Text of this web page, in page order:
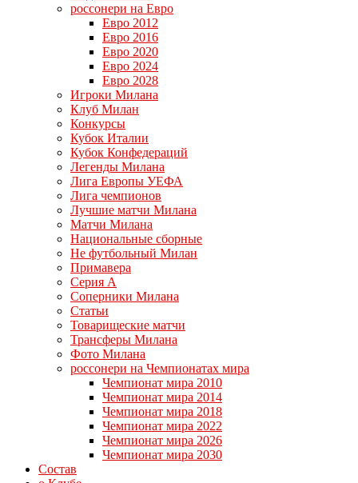
россонери на Евро
Евро 2012
Евро 2016
Евро 2020
Евро 2024
Евро 2028
Игроки Милана
Клуб Милан
Конкурсы
Кубок Италии
Кубок Конфедераций
Легенды Милана
Лига Европы УЕФА
Лига чемпионов
Лучшие матчи Милана
Матчи Милана
Национальные сборные
Не футбольный Милан
Примавера
Серия А
Соперники Милана
Статьи
Товарищеские матчи
Трансферы Милана
Фото Милана
россонери на Чемпионатах мира
Чемпионат мира 2010
Чемпионат мира 2014
Чемпионат мира 2018
Чемпионат мира 2022
Чемпионат мира 2026
Чемпионат мира 2030
Состав